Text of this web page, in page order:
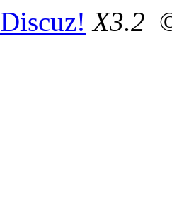
Discuz! X3.2